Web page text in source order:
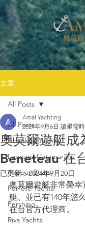
文章
All Posts
Absolute Yachts
Leopard Catamarans
Axopar Boats
Ferretti Yachts
Pershing
Riva Yachts
All Posts
奧莫爾遊艇成
Beneteau 在
Amal Yachting
2024年9月6日 讀畢需
已更新：2024年9月20日
奧莫爾遊艇非常榮
艇、並已有140年悠
在台官方代理商。